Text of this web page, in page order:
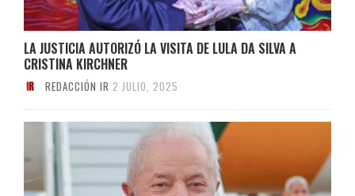
LA JUSTICIA AUTORIZÓ LA VISITA DE LULA DA SILVA A
CRISTINA KIRCHNER
REDACCIÓN IR 2 JULIO, 2025